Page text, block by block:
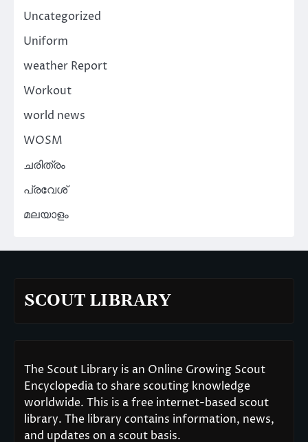
Uncategorized
Uniform
weather Report
Workout
world news
WOSM
ചരിത്രം
പ്രവേശ്
മലയാളം
SCOUT LIBRARY
The Scout Library is an Online Growing Scout
Encyclopedia to share scouting knowledge
worldwide. This is a free internet-based scout
library. The library contains information, news,
and updates on a scout basis.